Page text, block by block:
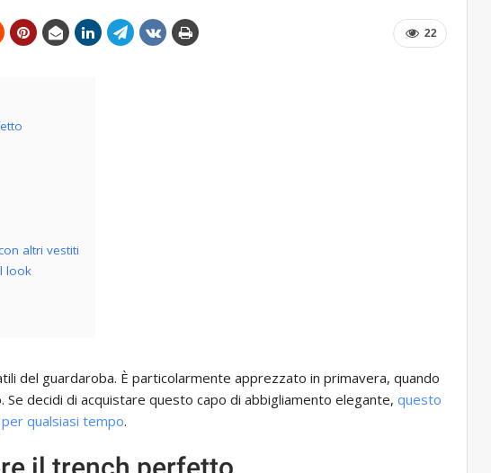
22
altri vestiti
look
del guardaroba. È particolarmente apprezzato in primavera, quando
Se decidi di acquistare questo capo di abbigliamento elegante, questo
qualsiasi tempo.